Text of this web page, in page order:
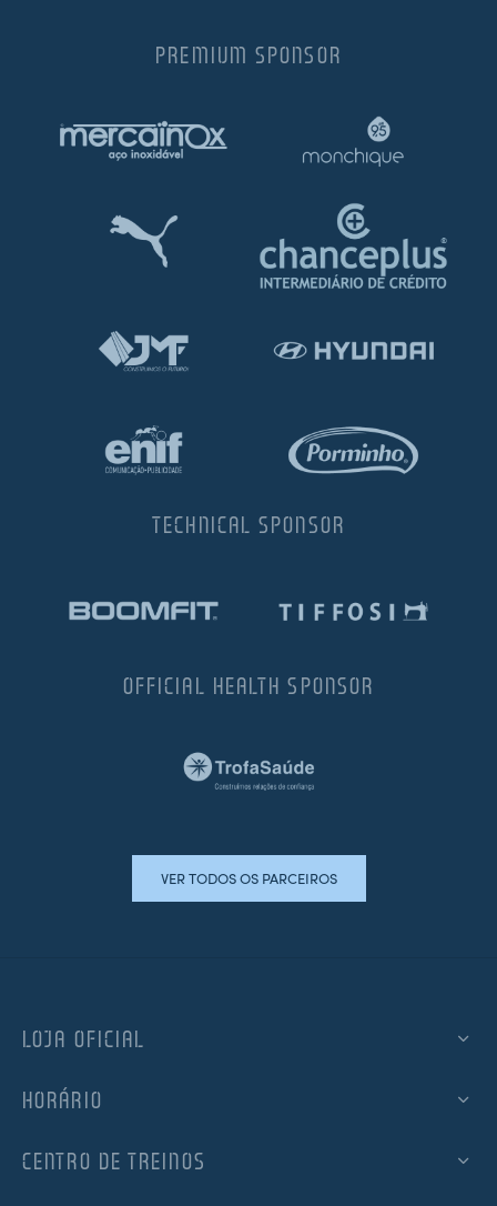
PREMIUM SPONSOR
TECHNICAL SPONSOR
OFFICIAL HEALTH SPONSOR
VER TODOS OS PARCEIROS
LOJA OFICIAL
HORÁRIO
CENTRO DE TREINOS